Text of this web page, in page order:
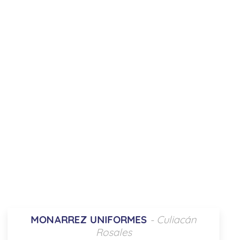
MONARREZ UNIFORMES - Culiacán
Rosales